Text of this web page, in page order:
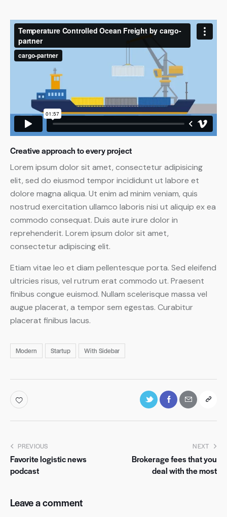
Creative approach to every project
Lorem ipsum dolor sit amet, consectetur adipisicing
elit, sed do eiusmod tempor incididunt ut labore et
dolore magna aliqua. Ut enim ad minim veniam, quis
nostrud exercitation ullamco laboris nisi ut aliquip ex ea
commodo consequat. Duis aute irure dolor in
reprehenderit. Lorem ipsum dolor sit amet,
consectetur adipiscing elit.
Etiam vitae leo et diam pellentesque porta. Sed eleifend
ultricies risus, vel rutrum erat commodo ut. Praesent
finibus congue euismod. Nullam scelerisque massa vel
augue placerat, a tempor sem egestas. Curabitur
placerat finibus lacus.
Modern Startup With Sidebar
PREVIOUS
Favorite logistic news
podcast
NEXT
Brokerage fees that you
deal with the most
Leave a comment